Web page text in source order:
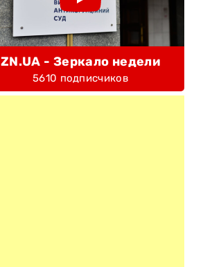
ZN.UA - Зеркало недели
5610 подписчиков